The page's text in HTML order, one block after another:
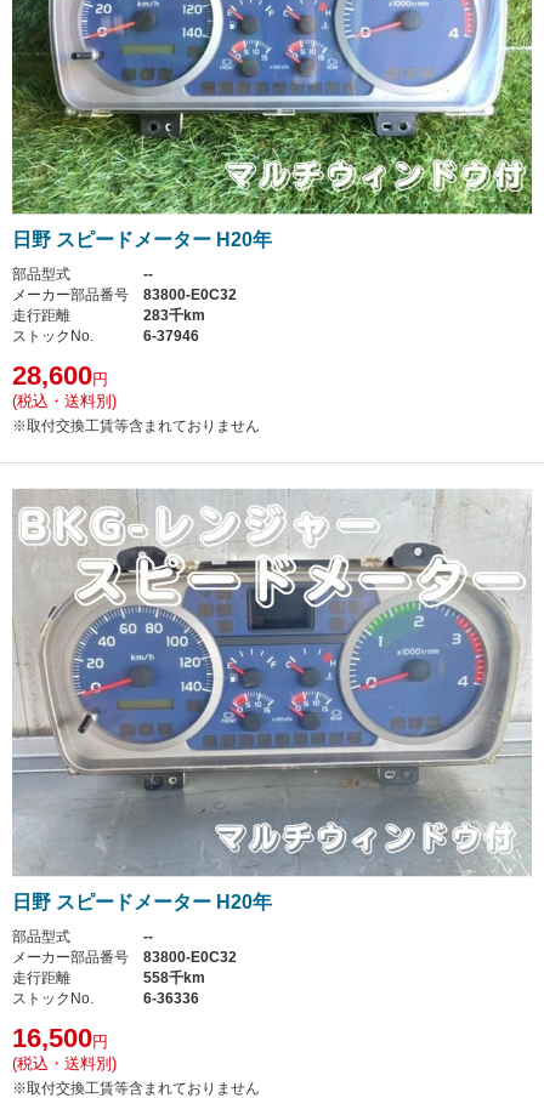
日野 スピードメーター H20年
部品型式
--
メーカー部品番号
83800-E0C32
走行距離
283千km
ストックNo.
6-37946
28,600円
(税込・送料別)
※取付交換工賃等含まれておりません
日野 スピードメーター H20年
部品型式
--
メーカー部品番号
83800-E0C32
走行距離
558千km
ストックNo.
6-36336
16,500円
(税込・送料別)
※取付交換工賃等含まれておりません